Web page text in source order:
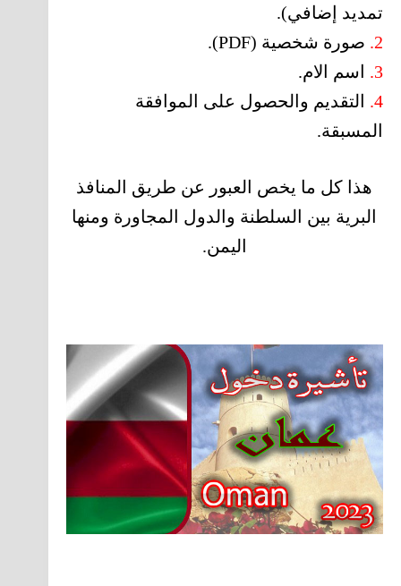
تمديد إضافي).
2. صورة شخصية (PDF).
3.
اسم الام.
4.
التقديم والحصول على الموافقة
المسبقة.
هذا كل ما يخص العبور عن طريق المنافذ
البرية بين السلطنة والدول المجاورة ومنها
اليمن.